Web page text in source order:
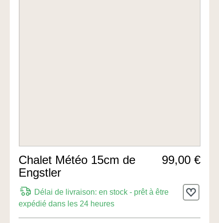
Chalet Météo 15cm de
Engstler
99,00 €
Délai de livraison: en stock - prêt à être
expédié dans les 24 heures